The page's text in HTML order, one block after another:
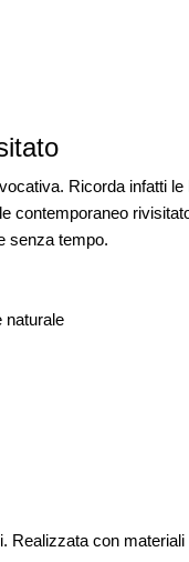
Ricorda infatti
contemporaneo
senza tempo.
naturale
con
in un